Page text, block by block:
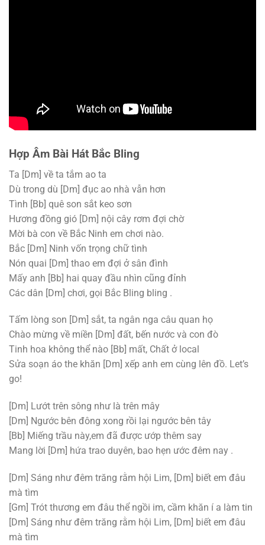
Hợp Âm Bài Hát Bắc Bling
Ta [Dm] về ta tắm ao ta
Dù trong dù [Dm] đục ao nhà vẫn hơn
Tình [Bb] quê son sắt keo sơn
Hương đồng gió [Dm] nội cây rơm đợi chờ
Mời bà con về Bắc Ninh em chơi nào.
Bắc [Dm] Ninh vốn trọng chữ tình
Nón quai [Dm] thao em đợi ở sân đình
Mấy anh [Bb] hai quay đầu nhìn cũng đỉnh
Các dân [Dm] chơi, gọi Bắc Bling bling .
Tấm lòng son [Dm] sắt, ta ngân nga câu quan họ
Chào mừng về miền [Dm] đất, bến nước và con đò
Tinh hoa không thể nào [Bb] mất, Chất ở local
Sửa soạn áo the khăn [Dm] xếp anh em cùng lên đồ. Let’s
go!
[Dm] Lướt trên sông như là trên mây
[Dm] Ngước bên đông xong rồi lại ngước bên tây
[Bb] Miếng trầu này,em đã được ướp thêm say
Mang lời [Dm] hứa trao duyên, bao hẹn ước đêm nay .
[Dm] Sáng như đêm trăng rằm hội Lim, [Dm] biết em đâu
mà tìm
[Gm] Trót thương em đâu thể ngồi im, cầm khăn í a làm tin
[Dm] Sáng như đêm trăng rằm hội Lim, [Dm] biết em đâu
mà tìm